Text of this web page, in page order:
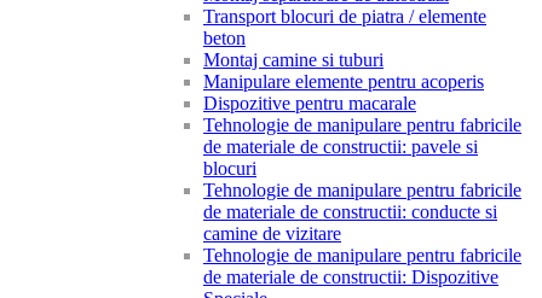
Transport blocuri de piatra / elemente
beton
Montaj camine si tuburi
Manipulare elemente pentru acoperis
Dispozitive pentru macarale
Tehnologie de manipulare pentru fabricile
de materiale de constructii: pavele si
blocuri
Tehnologie de manipulare pentru fabricile
de materiale de constructii: conducte si
camine de vizitare
Tehnologie de manipulare pentru fabricile
de materiale de constructii: Dispozitive